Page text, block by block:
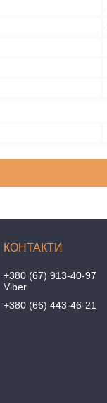
+380 (67) 913-40-97
Viber
+380 (66) 443-46-21